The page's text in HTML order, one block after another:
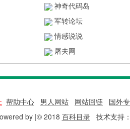
神奇代码岛
军转论坛
情感说说
屠夫网
帮助中心 男人网站 网站回链
国外
by |© 2018 百科目录技术支持